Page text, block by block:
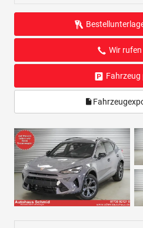
Wir rufen
Fahrzeug